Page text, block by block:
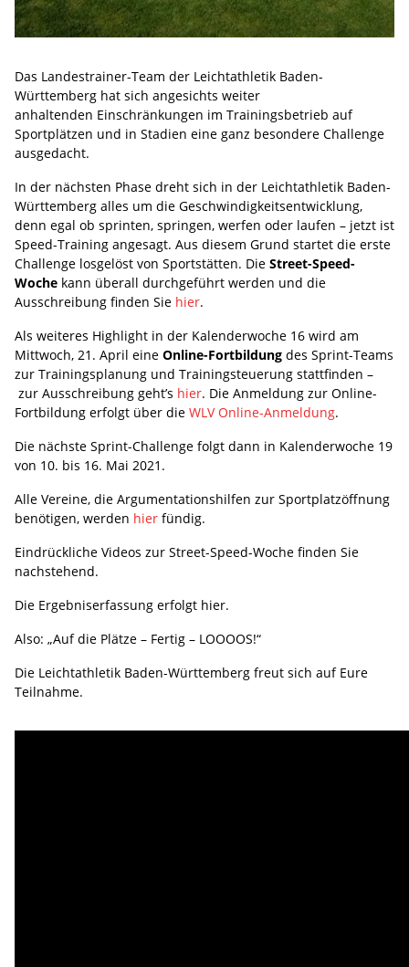
Das Landestrainer-Team der Leichtathletik Baden-
Württemberg hat sich angesichts weiter
anhaltenden Einschränkungen im Trainingsbetrieb auf
Sportplätzen und in Stadien eine ganz besondere Challenge
ausgedacht.
In der nächsten Phase dreht sich in der Leichtathletik Baden-
Württemberg alles um die Geschwindigkeitsentwicklung,
denn egal ob sprinten, springen, werfen oder laufen – jetzt ist
Speed-Training angesagt. Aus diesem Grund startet die erste
Challenge losgelöst von Sportstätten. Die Street-Speed-
Woche kann überall durchgeführt werden und die
Ausschreibung finden Sie hier.
Als weiteres Highlight in der Kalenderwoche 16 wird am
Mittwoch, 21. April eine Online-Fortbildung des Sprint-Teams
zur Trainingsplanung und Trainingsteuerung stattfinden –
zur Ausschreibung geht’s hier. Die Anmeldung zur Online-
Fortbildung erfolgt über die WLV Online-Anmeldung.
Die nächste Sprint-Challenge folgt dann in Kalenderwoche 19
von 10. bis 16. Mai 2021.
Alle Vereine, die Argumentationshilfen zur Sportplatzöffnung
benötigen, werden hier fündig.
Eindrückliche Videos zur Street-Speed-Woche finden Sie
nachstehend.
Die Ergebniserfassung erfolgt hier.
Also: „Auf die Plätze – Fertig – LOOOOS!“
Die Leichtathletik Baden-Württemberg freut sich auf Eure
Teilnahme.